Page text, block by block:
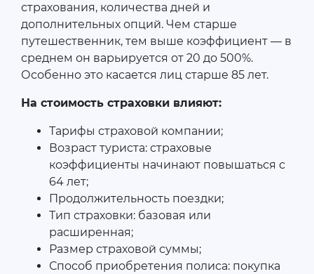
страхования, количества дней и
дополнительных опций. Чем старше
путешественник, тем выше коэффициент — в
среднем он варьируется от 20 до 500%.
Особенно это касается лиц старше 85 лет.
На стоимость страховки влияют:
Тарифы страховой компании;
Возраст туриста: страховые
коэффициенты начинают повышаться с
64 лет;
Продолжительность поездки;
Тип страховки: базовая или
расширенная;
Размер страховой суммы;
Способ приобретения полиса: покупка